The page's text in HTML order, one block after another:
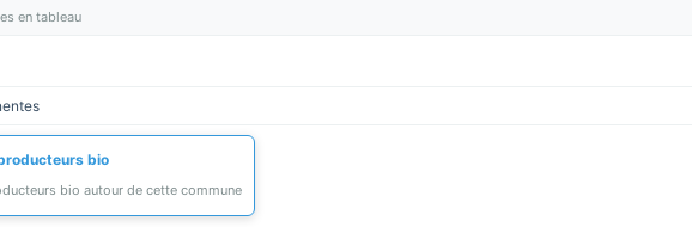
en tableau
bio
bio autour de cette commune